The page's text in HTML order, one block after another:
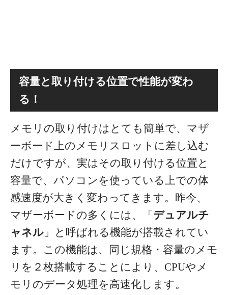
容量と取り付ける位置で性能が変わ
る！
メモリの取り付けはとても簡単で、マザ
ーボード上のメモリスロットに差し込む
だけですが、実はその取り付ける位置と
容量で、パソコンを使っている上での体
感速度が大きく変わってきます。 昨今、
マザーボードの多くには、「 デュアルチ
ャネル 」と呼ばれる機能が搭載されてい
ます。この機能は、同じ規格・容量のメモ
リを２枚搭載することにより、CPUやメ
モリのデータ処理を高速化します。